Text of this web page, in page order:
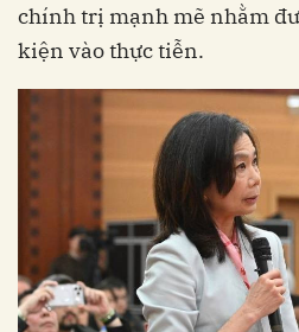
chính trị mạnh mẽ nhằm
kiện vào thực tiễn.